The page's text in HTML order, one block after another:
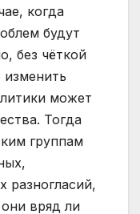
когда
будут
без чёткой
изменить
может
Тогда
группам
разногласий,
вряд ли